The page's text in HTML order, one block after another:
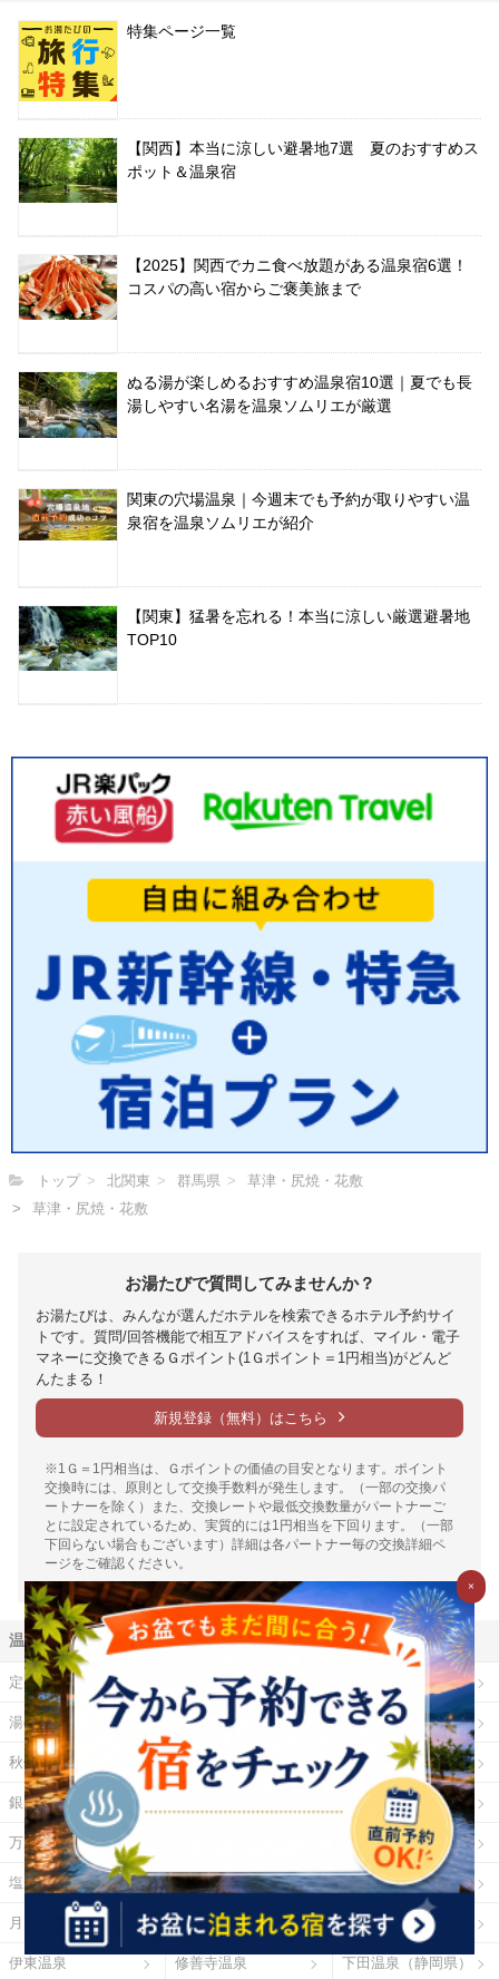
特集ページ一覧
【関西】本当に涼しい避暑地7選 夏のおすすめス
ポット＆温泉宿
【2025】関西でカニ食べ放題がある温泉宿6選！
コスパの高い宿からご褒美旅まで
ぬる湯が楽しめるおすすめ温泉宿10選｜夏でも長
湯しやすい名湯を温泉ソムリエが厳選
関東の穴場温泉｜今週末でも予約が取りやすい温
泉宿を温泉ソムリエが紹介
【関東】猛暑を忘れる！本当に涼しい厳選避暑地
TOP10
トップ 北関東 群馬県
草津・尻焼・花敷
草津・尻焼・花敷
お湯たびで質問してみませんか？
お湯たびは、みんなが選んだホテルを検索できるホテル予約サイ
トです。質問/回答機能で相互アドバイスをすれば、マイル・電子
マネーに交換できるＧポイント(1Ｇポイント＝1円相当)がどんど
んたまる！
新規登録（無料）はこちら
※1Ｇ＝1円相当は、Ｇポイントの価値の目安となります。ポイント
交換時には、原則として交換手数料が発生します。（一部の交換パ
ートナーを除く）また、交換レートや最低交換数量がパートナーご
とに設定されているため、実質的には1円相当を下回ります。（一部
下回らない場合もございます）詳細は各パートナー毎の交換詳細ペ
ージをご確認ください。
温泉地から探す
定山渓温泉 登別温泉 十勝川温泉
湯の川温泉（北海道） 乳頭温泉 鳴子温泉
秋保温泉 東山温泉 蔵王温泉
銀山温泉 伊香保温泉
万座温泉 鬼怒川温泉
塩原温泉 野沢温泉 白骨温泉
月岡温泉 石和温泉 湯河原温泉
伊東温泉 修善寺温泉 下田温泉（静岡県）
×